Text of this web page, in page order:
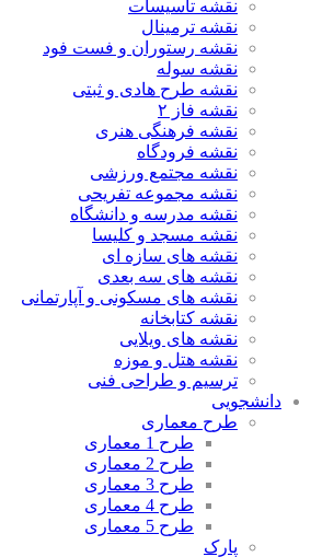
نقشه تاسیسات
نقشه ترمینال
نقشه رستوران و فست فود
نقشه سوله
نقشه طرح هادی و ثبتی
نقشه فاز ۲
نقشه فرهنگی هنری
نقشه فرودگاه
نقشه مجتمع ورزشی
نقشه مجموعه تفریحی
نقشه مدرسه و دانشگاه
نقشه مسجد و کلیسا
نقشه های سازه ای
نقشه های سه بعدی
نقشه های مسکونی و آپارتمانی
نقشه کتابخانه
نقشه های ویلایی
نقشه هتل و موزه
ترسیم و طراحی فنی
دانشجویی
طرح معماری
طرح 1 معماری
طرح 2 معماری
طرح 3 معماری
طرح 4 معماری
طرح 5 معماری
پارک